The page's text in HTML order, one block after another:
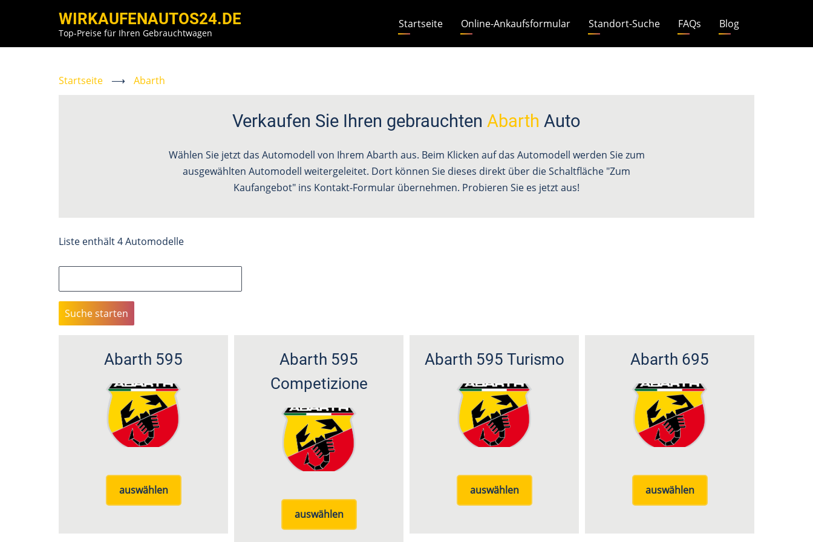
WIRKAUFENAUTOS24.DE
Top-Preise für Ihren Gebrauchtwagen Hauptnavigation
Startseite Online-Ankaufsformular Standort-Suche FAQs Blog
Startseite ⟶ Abarth
Verkaufen Sie Ihren gebrauchten Abarth Auto
Wählen Sie jetzt das Automodell von Ihrem Abarth aus. Beim Klicken auf das Automodell werden Sie zum
ausgewählten Automodell weitergeleitet. Dort können Sie dieses direkt über die Schaltfläche "Zum
Kaufangebot" ins Kontakt-Formular übernehmen. Probieren Sie es jetzt aus!
Liste enthält 4 Automodelle
Abarth 595
auswählen
Abarth 595
Competizione
auswählen
Abarth 595 Turismo
auswählen
Abarth 695
auswählen